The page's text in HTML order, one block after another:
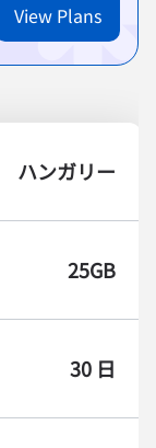
View Plans
ハンガリー
25GB
30 日